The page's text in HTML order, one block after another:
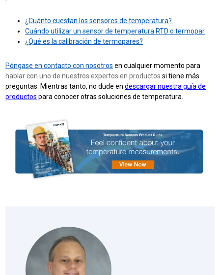
¿Cuánto cuestan los sensores de temperatura?
Cuándo utilizar un sensor de temperatura RTD o termopar
¿Qué es la calibración de termopares?
Póngase en contacto con nosotros en cualquier momento para
hablar con uno de nuestros expertos en productos si tiene más
preguntas. Mientras tanto, no dude endescargar nuestra guía de
productos para conocer otras soluciones de temperatura.